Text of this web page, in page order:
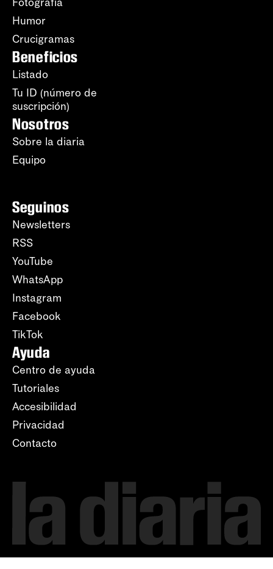
Fotografía
Humor
Crucigramas
Beneficios
Listado
Tu ID (número de
suscripción)
Nosotros
Sobre la diaria
Equipo
Seguinos
Newsletters
RSS
YouTube
WhatsApp
Instagram
Facebook
TikTok
Ayuda
Centro de ayuda
Tutoriales
Accesibilidad
Privacidad
Contacto